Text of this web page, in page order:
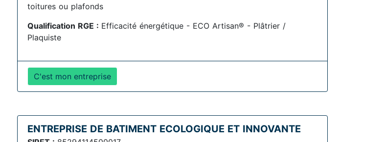
toitures ou plafonds
Qualification RGE : Efficacité énergétique - ECO Artisan® - Plâtrier /
Plaquiste
C'est mon entreprise
ENTREPRISE DE BATIMENT ECOLOGIQUE ET INNOVANTE